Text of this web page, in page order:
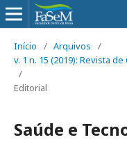
Início / Arquivos
/
v. 1 n. 15 (2019): Revista
/
Editorial
Saúde e